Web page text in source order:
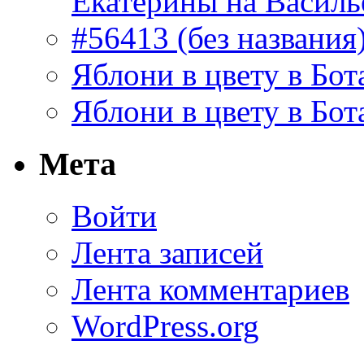
#56413 (без
Яблони в цвету в
Яблони в цвету в
Мета
Войти
Лента записей
Лента комментариев
WordPress.org